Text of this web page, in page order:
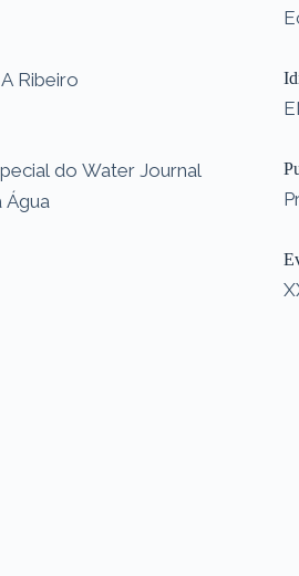
Ribeiro
do Water Journal
Água